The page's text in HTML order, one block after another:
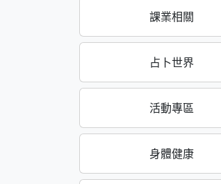
課業相關
占卜世界
活動專區
身體健康